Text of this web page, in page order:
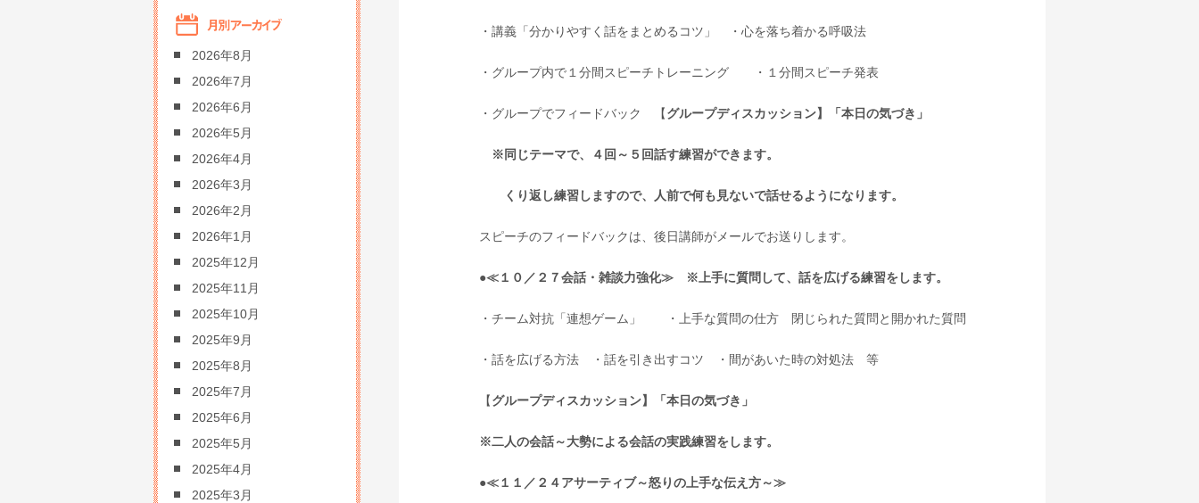
・講義「分かりやすく話をまとめるコツ」 ・心を落ち着かる呼吸法
・グループ内で１分間スピーチトレーニング ・１分間スピーチ発表
・グループでフィードバック 【 グループディスカッション】「本日の気づき」
※同じテーマで、４回～５回話す練習ができます。
くり返し練習しますので、人前で何も見ないで話せるようにな ります。
スピーチのフィードバックは、後日講師がメールでお送りします。
●≪１０／２７会話・雑談力強化≫ ※上手に質問して、話を広げる練習をします。
・チーム対抗「連想ゲーム」 ・上手な質問の仕方 閉じられた質問と開かれた質問
・話を広げる方法 ・話を引き出すコツ ・間があいた時の対処法 等
【 グループディスカッション】「本日の気づき」
※二人の会話～大勢による会話の実践練習をします。
●≪１１／２４アサーティブ～怒りの上手な伝え方～≫
2026年8月
2026年7月
2026年6月
2026年5月
2026年4月
2026年3月
2026年2月
2026年1月
2025年12月
2025年11月
2025年10月
2025年9月
2025年8月
2025年7月
2025年6月
2025年5月
2025年4月
2025年3月